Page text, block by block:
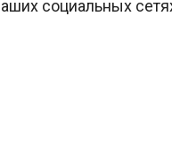
социальных